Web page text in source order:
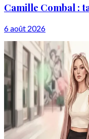
Camille Combal :
6 août 2026